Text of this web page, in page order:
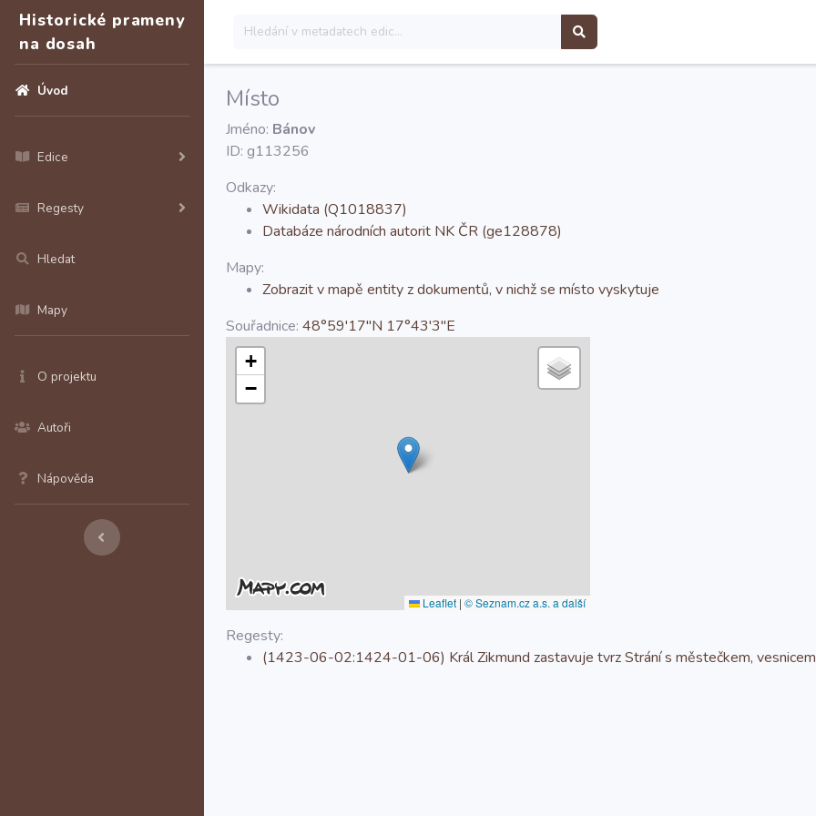
Historické prameny
na dosah
Úvod
Edice
Regesty
Hledat
Mapy
O projektu
Autoři
Nápověda
Místo
Jméno: Bánov
ID: g113256
Odkazy:
Wikidata (Q1018837)
Databáze národních autorit NK ČR (ge128878)
Mapy:
Zobrazit v mapě entity z dokumentů, v nichž se místo vyskytuje
Souřadnice: 48°59'17''N 17°43'3''E
+
−
Leaflet | © Seznam.cz a.s. a další
Regesty:
(1423-06-02:1424-01-06) Král Zikmund zastavuje tvrz Strání s městečkem,